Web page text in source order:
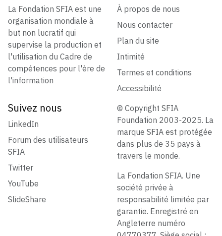
La Fondation SFIA est une
organisation mondiale à
but non lucratif qui
supervise la production et
l'utilisation du Cadre de
compétences pour l'ère de
l'information
À propos de nous
Nous contacter
Plan du site
Intimité
Termes et conditions
Accessibilité
Suivez nous
LinkedIn
Forum des utilisateurs
SFIA
Twitter
YouTube
SlideShare
© Copyright SFIA
Foundation 2003-2025. La
marque SFIA est protégée
dans plus de 35 pays à
travers le monde.
La Fondation SFIA. Une
société privée à
responsabilité limitée par
garantie. Enregistré en
Angleterre numéro